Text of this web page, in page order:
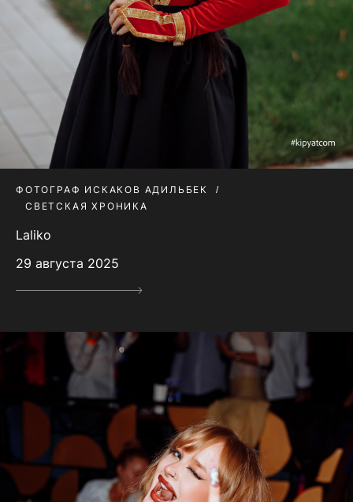
ФОТОГРАФ ИСКАКОВ АДИЛЬБЕК
СВЕТСКАЯ ХРОНИКА
Laliko
29 августа 2025